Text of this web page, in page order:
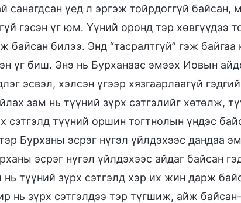
санагдсан үед л эргэж тойрдоггүй
гэсэн үг юм. Үүний оронд тэр хөвгүүдээ
байсан билээ. Энд “тасралтгүй” гэж
үг биш. Энэ нь Бурханаас эмээх Иовын
эсвэл, хэлсэн үгээр хязгаарлаагүй
зам нь түүний зүрх сэтгэлийг хөтөлж,
сэтгэлд түүний оршин тогтнолын үндэс
Бурханы эсрэг нүгэл үйлдэхээс дандаа
эсрэг нүгэл үйлдэхээс айдаг байсан
нь түүний зүрх сэтгэлд хэр их жин дарж
нь зүрх сэтгэлдээ тэр түгшиж, айж